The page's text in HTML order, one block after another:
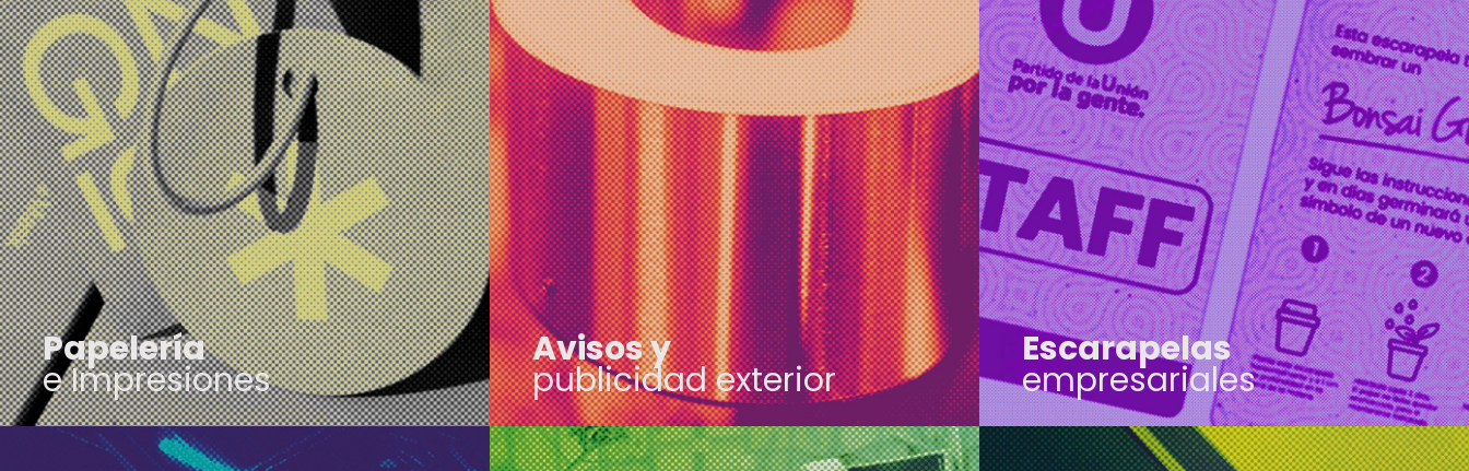
Papelería
e Impresiones
Papelería e impresión
Potencia tu marca con
nuestros servicios
impresión en pequeño y
gran formato.
Avisos y
publicidad exterior
Avisos y publicidad exterior
Descubre nuestro amplio
portafolio de avisos y
señalizaciones elaborados
a tu medida.
Escarapelas
empresariales
Escarapelas empresariales
Transforma cada evento en
una experiencia memorable
con escarapelas
personalizadas que
capturan la esencia de tu
marca.